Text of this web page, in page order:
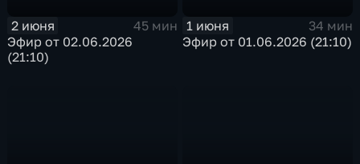
2 июня
45 мин
Эфир от 02.06.2026
(21:10)
1 июня
34 мин
Эфир от 01.06.2026 (21:10)